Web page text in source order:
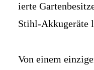
ierte
Stihl-Akku­geräte
Von einem